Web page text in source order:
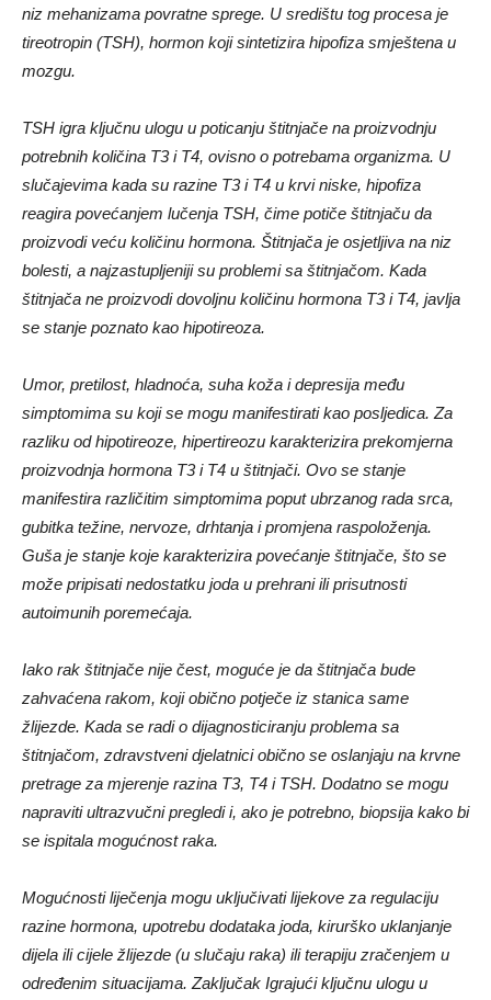
niz mehanizama povratne sprege. U središtu tog procesa je
tireotropin (TSH), hormon koji sintetizira hipofiza smještena u
mozgu.
TSH igra ključnu ulogu u poticanju štitnjače na proizvodnju
potrebnih količina T3 i T4, ovisno o potrebama organizma. U
slučajevima kada su razine T3 i T4 u krvi niske, hipofiza
reagira povećanjem lučenja TSH, čime potiče štitnjaču da
proizvodi veću količinu hormona. Štitnjača je osjetljiva na niz
bolesti, a najzastupljeniji su problemi sa štitnjačom. Kada
štitnjača ne proizvodi dovoljnu količinu hormona T3 i T4, javlja
se stanje poznato kao hipotireoza.
Umor, pretilost, hladnoća, suha koža i depresija među
simptomima su koji se mogu manifestirati kao posljedica. Za
razliku od hipotireoze, hipertireozu karakterizira prekomjerna
proizvodnja hormona T3 i T4 u štitnjači. Ovo se stanje
manifestira različitim simptomima poput ubrzanog rada srca,
gubitka težine, nervoze, drhtanja i promjena raspoloženja.
Guša je stanje koje karakterizira povećanje štitnjače, što se
može pripisati nedostatku joda u prehrani ili prisutnosti
autoimunih poremećaja.
Iako rak štitnjače nije čest, moguće je da štitnjača bude
zahvaćena rakom, koji obično potječe iz stanica same
žlijezde. Kada se radi o dijagnosticiranju problema sa
štitnjačom, zdravstveni djelatnici obično se oslanjaju na krvne
pretrage za mjerenje razina T3, T4 i TSH. Dodatno se mogu
napraviti ultrazvučni pregledi i, ako je potrebno, biopsija kako bi
se ispitala mogućnost raka.
Mogućnosti liječenja mogu uključivati ​​lijekove za regulaciju
razine hormona, upotrebu dodataka joda, kirurško uklanjanje
dijela ili cijele žlijezde (u slučaju raka) ili terapiju zračenjem u
određenim situacijama. Zaključak Igrajući ključnu ulogu u